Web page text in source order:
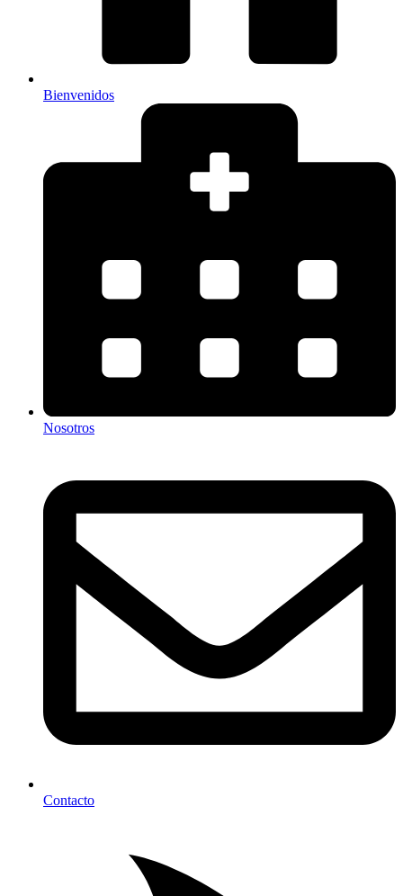
Bienvenidos
Nosotros
Contacto